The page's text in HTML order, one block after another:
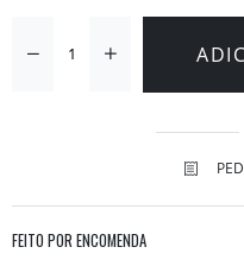
FEITO POR ENCOMENDA